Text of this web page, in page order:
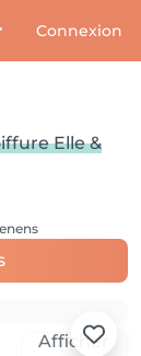
Connexion
Elle &
Afficher